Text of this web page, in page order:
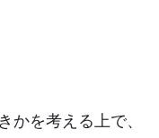
を考える上で、